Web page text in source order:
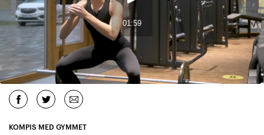
KOMPIS MED GYMMET